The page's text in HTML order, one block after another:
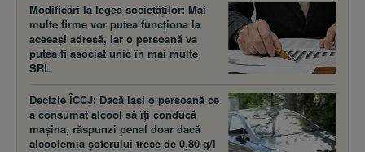
Modificări la legea societăţilor: Mai
multe firme vor putea funcţiona la
aceeaşi adresă, iar o persoană va
putea fi asociat unic în mai multe
SRL
Decizie ÎCCJ: Dacă laşi o persoană ce
a consumat alcool să îţi conducă
maşina, răspunzi penal doar dacă
alcoolemia şoferului trece de 0,80 g/l